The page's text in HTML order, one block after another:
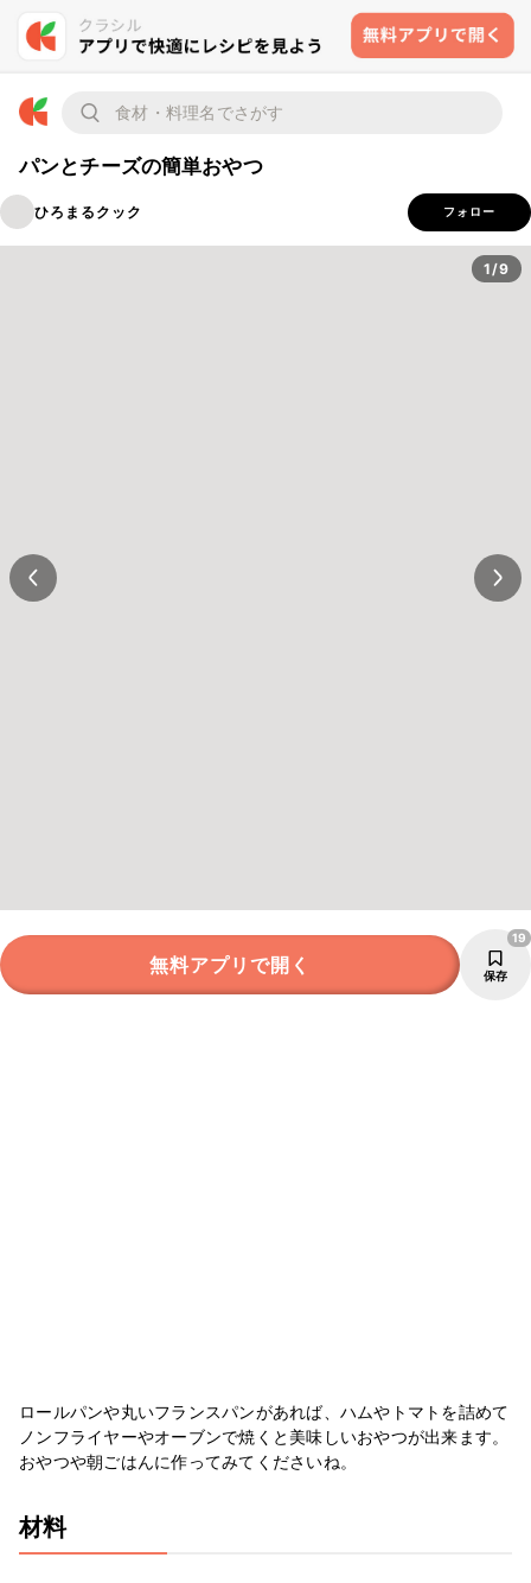
パンとチーズの簡単おやつ
ひろまるクック フォロー
1/9
無料アプリで開く 保存
19
ロールパンや丸いフランスパンがあれば、ハムやトマトを詰めて
ノンフライヤーやオーブンで焼くと美味しいおやつが出来ます。
おやつや朝ごはんに作ってみてくださいね。
材料